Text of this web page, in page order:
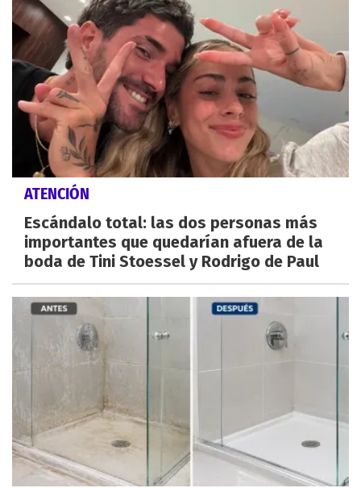
ATENCIÓN
Escándalo total: las dos personas más
importantes que quedarían afuera de la
boda de Tini Stoessel y Rodrigo de Paul